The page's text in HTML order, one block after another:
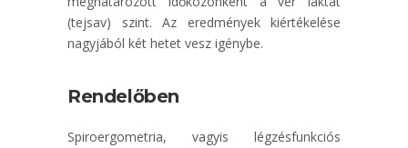
(tejsav) szint. Az eredmények kiértékelése
nagyjából két hetet vesz igénybe.
Rendelőben
Spiroergometria, vagyis légzésfunkciós